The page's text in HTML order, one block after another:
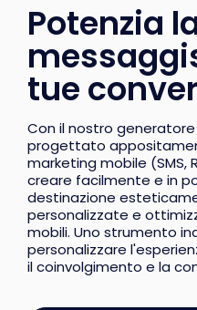
Potenzia
tue
Con il nostro
progettato
marketing mobile (SMS,
creare facilmente e in
destinazione
personalizzate e
mobili. Uno strumento
personalizzare
il coinvolgimento e la